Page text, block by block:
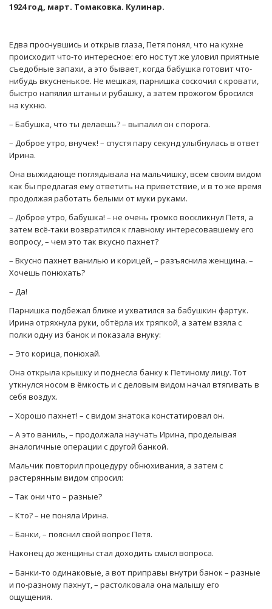
1924 год, март. Томаковка. Кулинар.
Едва проснувшись и открыв глаза, Петя понял, что на кухне
происходит что-то интересное: его нос тут же уловил приятные
съедобные запахи, а это бывает, когда бабушка готовит что-
нибудь вкусненькое. Не мешкая, парнишка соскочил с кровати,
быстро напялил штаны и рубашку, а затем прожогом бросился
на кухню.
– Бабушка, что ты делаешь? – выпалил он с порога.
– Доброе утро, внучек! – спустя пару секунд улыбнулась в ответ
Ирина.
Она выжидающе поглядывала на мальчишку, всем своим видом
как бы предлагая ему ответить на приветствие, и в то же время
продолжая работать белыми от муки руками.
– Доброе утро, бабушка! – не очень громко воскликнул Петя, а
затем всё-таки возвратился к главному интересовавшему его
вопросу, – чем это так вкусно пахнет?
– Вкусно пахнет ванилью и корицей, – разъяснила женщина. –
Хочешь понюхать?
– Да!
Парнишка подбежал ближе и ухватился за бабушкин фартук.
Ирина отряхнула руки, обтёрла их тряпкой, а затем взяла с
полки одну из банок и показала внуку:
– Это корица, понюхай.
Она открыла крышку и поднесла банку к Петиному лицу. Тот
уткнулся носом в ёмкость и с деловым видом начал втягивать в
себя воздух.
– Хорошо пахнет! – с видом знатока констатировал он.
– А это ваниль, – продолжала научать Ирина, проделывая
аналогичные операции с другой банкой.
Мальчик повторил процедуру обнюхивания, а затем с
растерянным видом спросил:
– Так они что – разные?
– Кто? – не поняла Ирина.
– Банки, – пояснил свой вопрос Петя.
Наконец до женщины стал доходить смысл вопроса.
– Банки-то одинаковые, а вот приправы внутри банок – разные
и по-разному пахнут, – растолковала она малышу его
ощущения.